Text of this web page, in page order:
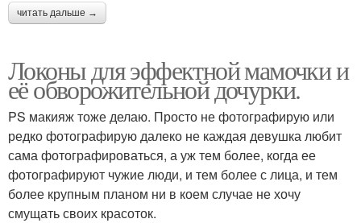
читать дальше →
Локоны для эффектной мамочки и
её обворожительной дочурки.
PS макияж тоже делаю. Просто не фотографирую или
редко фотографирую далеко не каждая девушка любит
сама фотографироваться, а уж тем более, когда ее
фотографируют чужие люди, и тем более с лица, и тем
более крупным планом ни в коем случае не хочу
смущать своих красоток.